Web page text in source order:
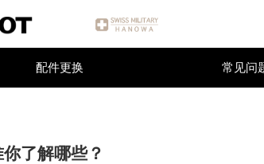
配件更换 常见问
中心
了解哪些？